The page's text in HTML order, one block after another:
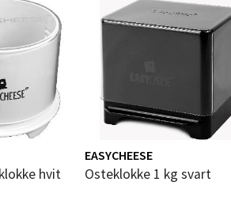
hvit
EASYCHEESE
Osteklokke 1 kg svart
Malmporten